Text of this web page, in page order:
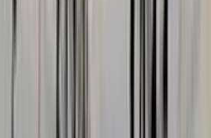
তেঁতুলিয়ায় অবৈধ
বিভিন্ন সরকারি